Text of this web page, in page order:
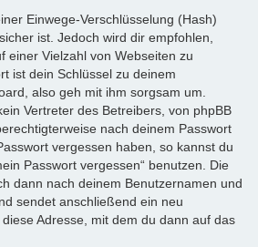
Einwege-Verschlüsselung (Hash)
ist. Jedoch wird dir empfohlen,
einer Vielzahl von Webseiten zu
ist dein Schlüssel zu deinem
also geh mit ihm sorgsam um.
Vertreter des Betreibers, von phpBB
nach deinem Passwort
vergessen haben, so kannst du
Passwort vergessen“ benutzen. Die
dann nach deinem Benutzernamen und
sendet anschließend ein neu
Adresse, mit dem du dann auf das